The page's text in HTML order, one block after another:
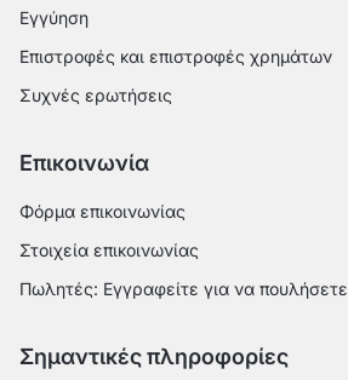
Εγγύηση
Επιστροφές και επιστροφές χρημάτων
Συχνές ερωτήσεις
Επικοινωνία
Φόρμα επικοινωνίας
Στοιχεία επικοινωνίας
Πωλητές: Εγγραφείτε για να πουλήσετε
Σημαντικές πληροφορίες